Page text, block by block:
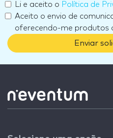
Li e aceito o Política de
Aceito o envio de
oferecendo-me produtos
Enviar